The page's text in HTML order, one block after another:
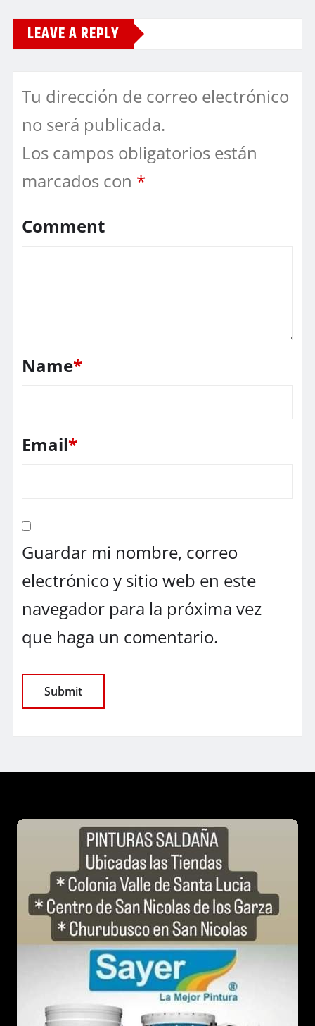
LEAVE A REPLY
Tu dirección de correo electrónico
no será publicada.
Los campos obligatorios están
marcados con *
Comment
Name*
Email*
Guardar mi nombre, correo
electrónico y sitio web en este
navegador para la próxima vez
que haga un comentario.